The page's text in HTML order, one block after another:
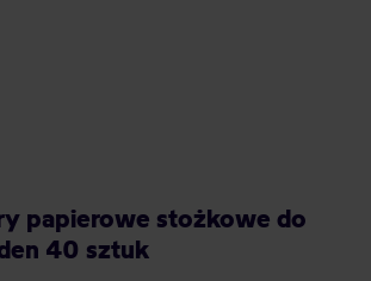
papierowe stożkowe do
40 sztuk